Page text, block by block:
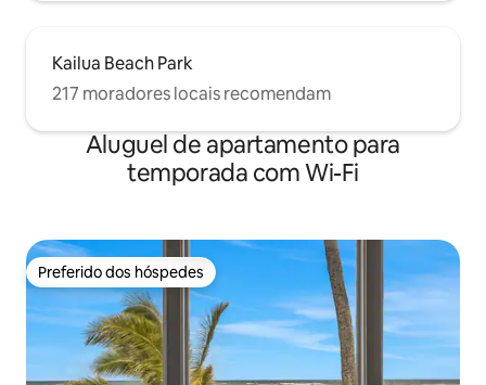
Kailua Beach Park
217 moradores locais recomendam
Aluguel de apartamento para
temporada com Wi-Fi
Preferido dos hóspedes
Preferido dos hóspedes